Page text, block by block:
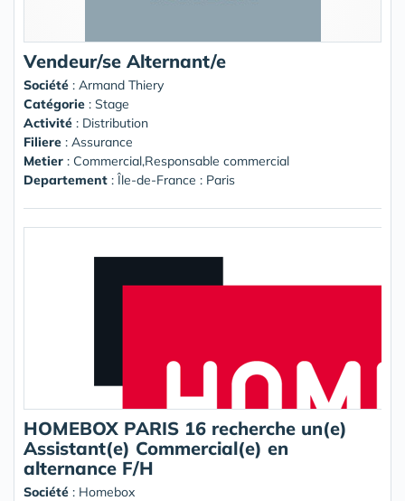
Vendeur/se Alternant/e
Société : Armand Thiery
Catégorie : Stage
Activité : Distribution
Filiere : Assurance
Metier : Commercial,Responsable commercial
Departement : Île-de-France : Paris
HOMEBOX PARIS 16 recherche un(e)
Assistant(e) Commercial(e) en
alternance F/H
Société : Homebox